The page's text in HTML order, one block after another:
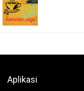
Aplikasi